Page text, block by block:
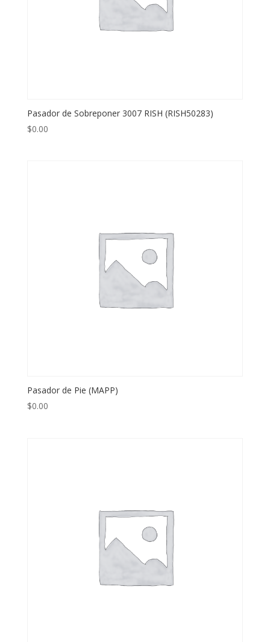
Pasador de Sobreponer 3007 RISH (RISH50283)
$0.00
Pasador de Pie (MAPP)
$0.00